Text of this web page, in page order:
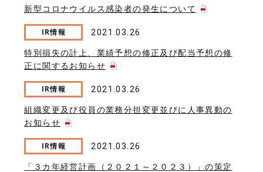
新型コロナウイルス感染者の発生について
IR情報 2021.03.26
特別損失の計上、業績予想の修正及び配当予想の修
正に関するお知らせ
IR情報 2021.03.26
組織変更及び役員の業務分担変更並びに人事異動の
お知らせ
IR情報 2021.03.26
「３カ年経営計画（２０２１～２０２３）」の策定